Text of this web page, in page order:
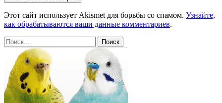
Этот сайт использует Akismet для борьбы со спамом. Узнайте,
как обрабатываются ваши данные комментариев.